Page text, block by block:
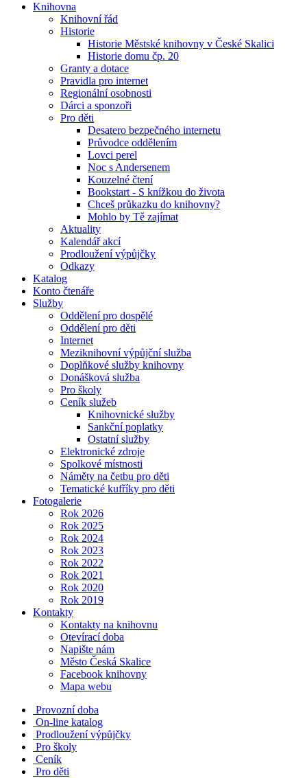
Knihovna
Knihovní řád
Historie
Historie Městské knihovny v České Skalici
Historie domu čp. 20
Granty a dotace
Pravidla pro internet
Regionální osobnosti
Dárci a sponzoři
Pro děti
Desatero bezpečného internetu
Průvodce oddělením
Lovci perel
Noc s Andersenem
Kouzelné čtení
Bookstart - S knížkou do života
Chceš průkazku do knihovny?
Mohlo by Tě zajímat
Aktuality
Kalendář akcí
Prodloužení výpůjčky
Odkazy
Katalog
Konto čtenáře
Služby
Oddělení pro dospělé
Oddělení pro děti
Internet
Meziknihovní výpůjční služba
Doplňkové služby knihovny
Donášková služba
Pro školy
Ceník služeb
Knihovnické služby
Sankční poplatky
Ostatní služby
Elektronické zdroje
Spolkové místnosti
Náměty na četbu pro děti
Tematické kufříky pro děti
Fotogalerie
Rok 2026
Rok 2025
Rok 2024
Rok 2023
Rok 2022
Rok 2021
Rok 2020
Rok 2019
Kontakty
Kontakty na knihovnu
Otevírací doba
Napište nám
Město Česká Skalice
Facebook knihovny
Mapa webu
Provozní doba
On-line katalog
Prodloužení výpůjčky
Pro školy
Ceník
Pro děti